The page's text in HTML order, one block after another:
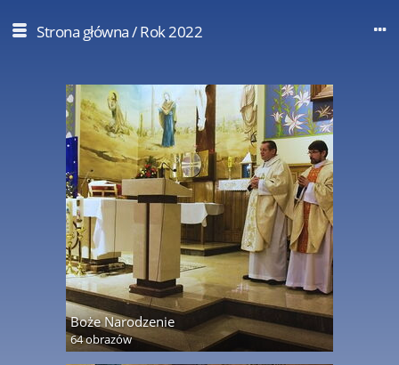
Strona główna/Rok 2022
Boże Narodzenie
64 obrazów